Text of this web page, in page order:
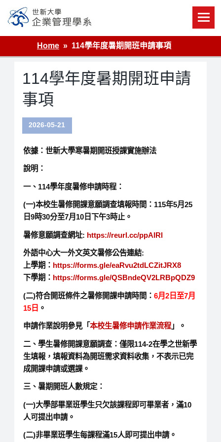
content
世新大學企業管理學系
Home
114學年度暑期開班申請事項
114學年度暑期開班申請
事項
2026-05-21
依據：世新大學寒暑期開班授課實施辦法
說明：
一、114學年度暑修申請時程：
(一)本校生暑修開課意願調查填報時間：115年5月25
日9時30分至7月10日下午3時止。
暑修意願調查網址: https://reurl.cc/ppAlRl
外語中心大一外文英文暑修公告連結:
上學期： https://forms.gle/eaRvu2tdLCZitJRX8
下學期： https://forms.gle/QSBndeQV2LRBpQDZ9
(二)符合開班條件之暑修開課申請時間： 6月2日至7月
15日 。
申請作業說明參見「本校生暑修申請作業流程」。
二、學生暑修開課意願調查：僅限114-2在學之世新學
生填報，填報資料為開班需求資料收集，不表示已完
成開課申請或選課。
三、暑期開班人數規定：
(一)大學部畢業班學生只欠該課程即可畢業者，滿10
人可提出申請。
(二)非畢業班學生每課程滿15人即可提出申請。